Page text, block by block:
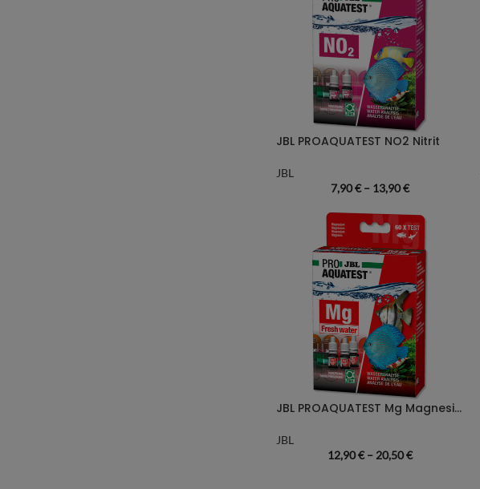
JBL PROAQUATEST NO2 Nitrit
JBL
7,90€– 13,90€
JBL PROAQUATEST Mg Magnesium Süßwasser
JBL
12,90€– 20,50€